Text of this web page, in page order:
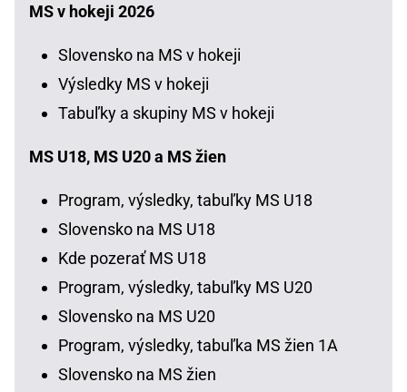
MS v hokeji 2026
Slovensko na MS v hokeji
Výsledky MS v hokeji
Tabuľky a skupiny MS v hokeji
MS U18, MS U20 a MS žien
Program, výsledky, tabuľky MS U18
Slovensko na MS U18
Kde pozerať MS U18
Program, výsledky, tabuľky MS U20
Slovensko na MS U20
Program, výsledky, tabuľka MS žien 1A
Slovensko na MS žien